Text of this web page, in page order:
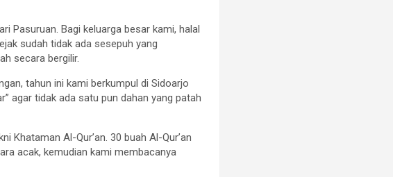
Pasuruan. Bagi keluarga besar kami, halal
sudah tidak ada sesepuh yang
secara bergilir.
tahun ini kami berkumpul di Sidoarjo
agar tidak ada satu pun dahan yang patah
Khataman Al-Qur’an. 30 buah Al-Qur’an
acak, kemudian kami membacanya